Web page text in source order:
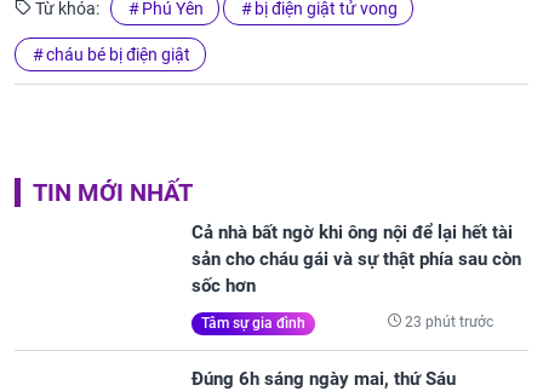
Từ khóa: Phú Yên bị điện giật tử vong
cháu bé bị điện giật
TIN MỚI NHẤT
Cả nhà bất ngờ khi ông nội để lại hết tài
sản cho cháu gái và sự thật phía sau còn
sốc hơn
Tâm sự gia đình 23 phút trước
Đúng 6h sáng ngày mai, thứ Sáu